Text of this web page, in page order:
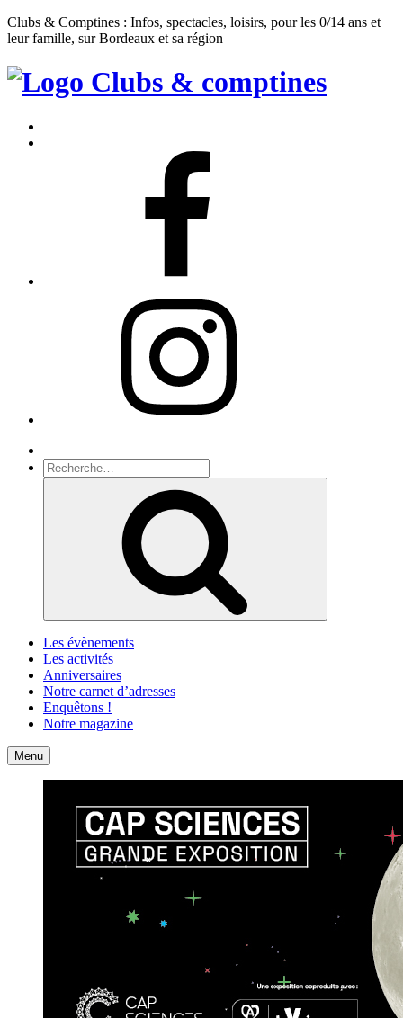
Clubs & Comptines : Infos, spectacles, loisirs, pour les 0/14 ans et
leur famille, sur Bordeaux et sa région
Clubs
Comptines
Recherche
pour
Les évènements
Les activités
Anniversaires
Notre carnet d’adresses
Enquêtons !
Notre magazine
Accueil
Menu Contact